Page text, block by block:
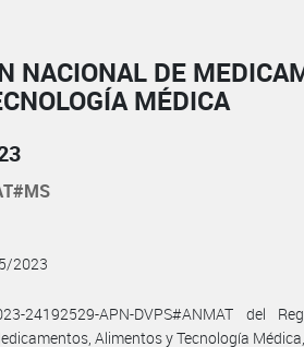
NACIONAL DE
MÉDICA
2023
24192529-APN-DVPS#ANMAT del
Alimentos y Tecnología